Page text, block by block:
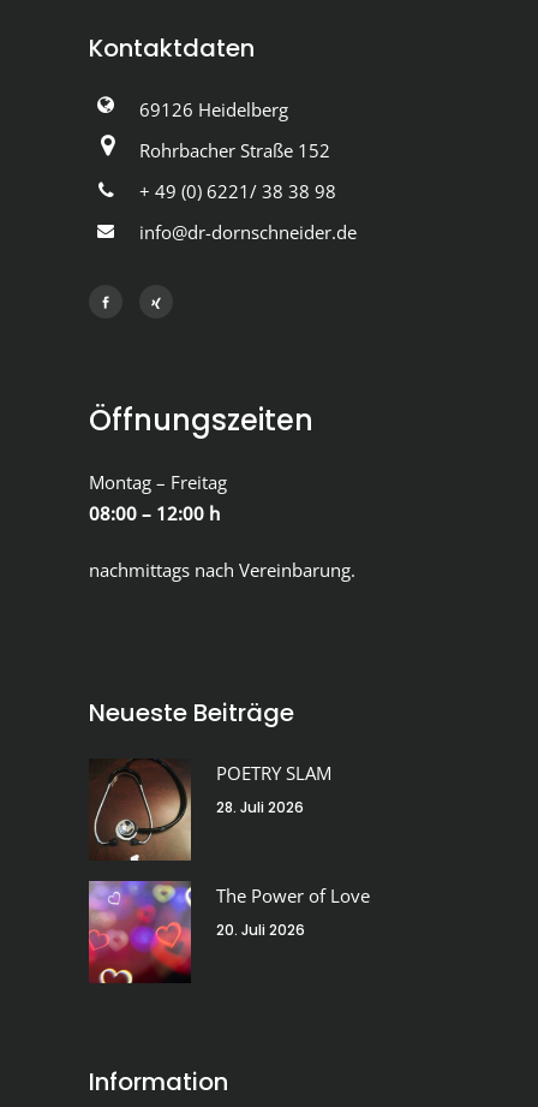
Kontaktdaten
69126 Heidelberg
Rohrbacher Straße 152
+ 49 (0) 6221/ 38 38 98
info@dr-dornschneider.de
Öffnungszeiten
Montag – Freitag
08:00 – 12:00 h
nachmittags nach Vereinbarung.
Neueste Beiträge
POETRY SLAM
28. Juli 2026
The Power of Love
20. Juli 2026
Information